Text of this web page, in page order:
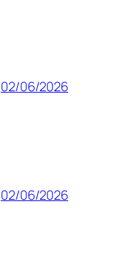
02/06/2026
02/06/2026